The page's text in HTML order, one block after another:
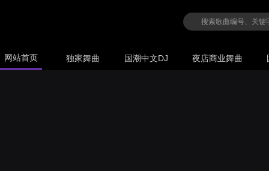
网站首页 独家舞曲 国潮中文DJ 夜店商业舞曲